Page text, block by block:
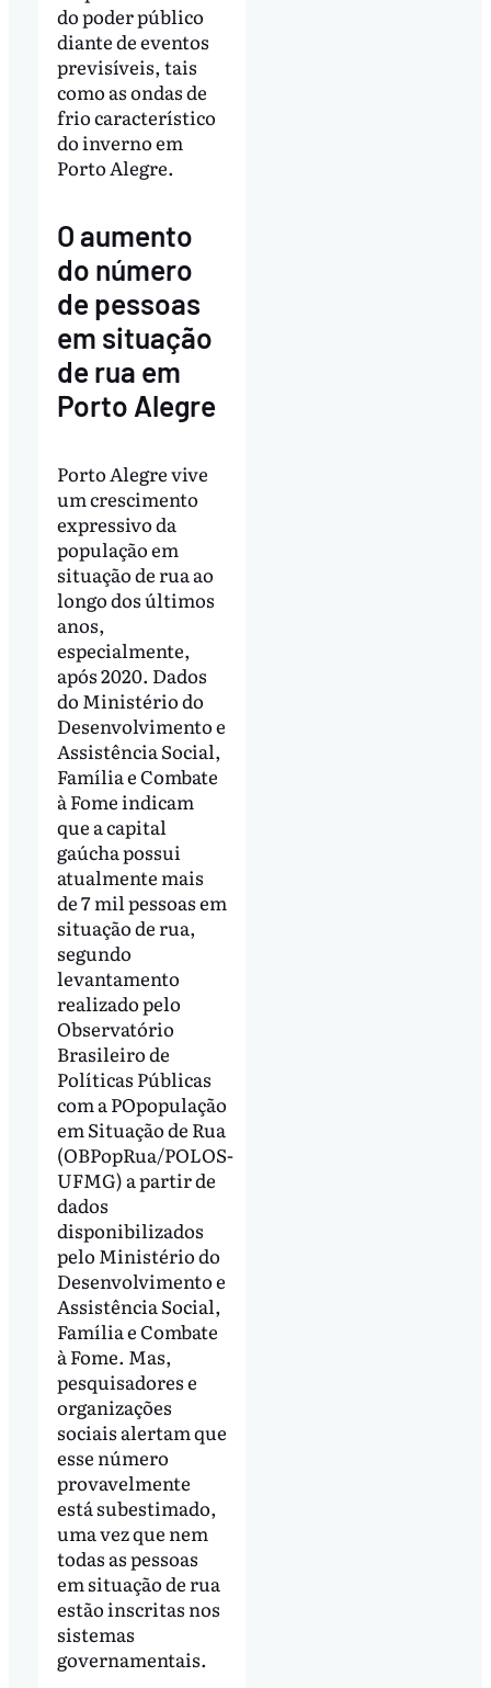
do poder público
diante de eventos
previsíveis, tais
como as ondas de
frio característico
do inverno em
Porto Alegre.
O aumento
do número
de pessoas
em situação
de rua em
Porto Alegre
Porto Alegre vive
um crescimento
expressivo da
população em
situação de rua ao
longo dos últimos
anos,
especialmente,
após 2020. Dados
do Ministério do
Desenvolvimento e
Assistência Social,
Família e Combate
à Fome indicam
que a capital
gaúcha possui
atualmente mais
de 7 mil pessoas em
situação de rua,
segundo
levantamento
realizado pelo
Observatório
Brasileiro de
Políticas Públicas
com a POpopulação
em Situação de Rua
(OBPopRua/POLOS-
UFMG) a partir de
dados
disponibilizados
pelo Ministério do
Desenvolvimento e
Assistência Social,
Família e Combate
à Fome. Mas,
pesquisadores e
organizações
sociais alertam que
esse número
provavelmente
está subestimado,
uma vez que nem
todas as pessoas
em situação de rua
estão inscritas nos
sistemas
governamentais.